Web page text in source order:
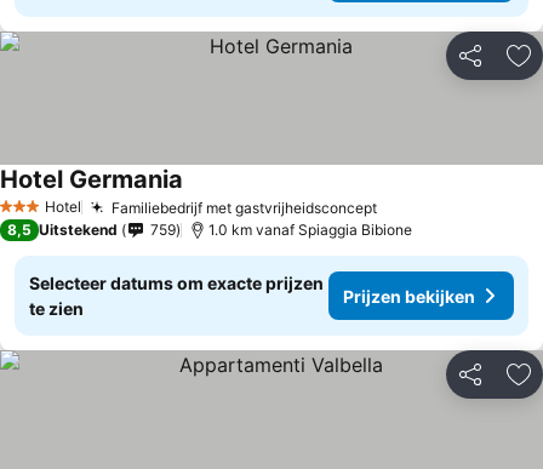
Delen
3 SterrenHotel Familiebedrijf met gastvrijheidsconceptPrijzen bekijken
Hotel Germania
8,5 Uitstekend 759 1.0 km vanaf Spiaggia Bibione
Selecteer datums om exacte prijzen
te zien
Prijzen bekijken
Delen